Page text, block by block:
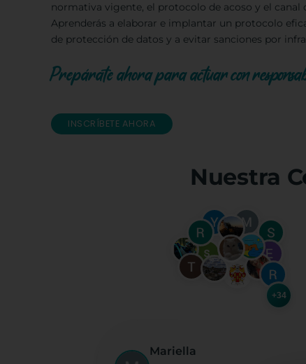
normativa vigente, el protocolo de acoso y el canal
Aprenderás a elaborar e implantar un protocolo
de protección de datos y a evitar sanciones por
Prepárate ahora para actuar con
INSCRÍBETE AHORA
Nuestra
+34
Mariella